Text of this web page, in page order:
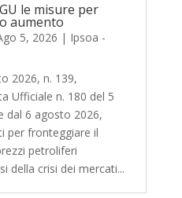
le misure per
aumento
5, 2026 | Ipsoa -
2026, n. 139,
Ufficiale n. 180 del 5
dal 6 agosto 2026,
per fronteggiare il
petroliferi
della crisi dei mercati...